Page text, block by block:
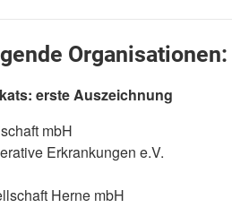
Organisationen:
erste Auszeichnung
mbH
Erkrankungen e.V.
Herne mbH